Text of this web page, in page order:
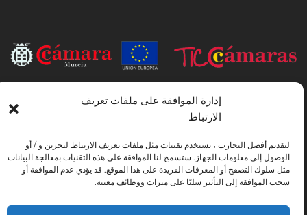
إدارة الموافقة على ملفات تعريف
الارتباط
لتقديم أفضل التجارب ، نستخدم تقنيات مثل ملفات تعريف الارتباط لتخزين و / أو
الوصول إلى معلومات الجهاز. ستسمح لنا الموافقة على هذه التقنيات بمعالجة البيانات
مثل سلوك التصفح أو المعرفات الفريدة على هذا الموقع. قد يؤدي عدم الموافقة أو
سحب الموافقة إلى التأثير سلبًا على ميزات ووظائف معينة.
المستفيد من الصندوق الأوروبي للتنمية الإقليمية الذي يهدف إلى تطوير استخدام وجودة
تكنولوجيا المعلومات والاتصالات وإمكانية الوصول إليها ، وبفضل ذلك نفذت الحلول
التالية: التواجد عبر الإنترنت من خلال موقع إلكتروني. تم اتخاذ الإجراء الحالي في عام
2020. ولهذا الغرض ، تم دعمه من قبل برنامج TIC Cámaras ، من قبل كامارا من
مورسيا.